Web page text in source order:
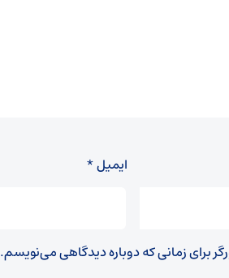
ایمیل*
برای زمانی که دوباره دیدگاهی می‌نویسم.